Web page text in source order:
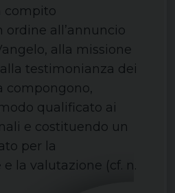
compito
all’annuncio
alla missione
testimonianza dei
compongono,
qualificato ai
e costituendo un
per la
la valutazione (cf. n.